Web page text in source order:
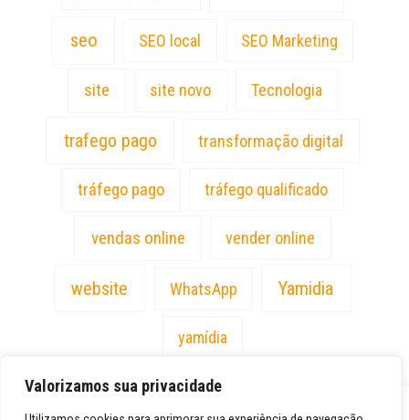
Valorizamos sua privacidade
seo SEO local SEO Marketing
site site novo Tecnologia
trafego pago transformação digital
tráfego pago tráfego qualificado
vendas online vender online
website WhatsApp Yamidia
yamídia